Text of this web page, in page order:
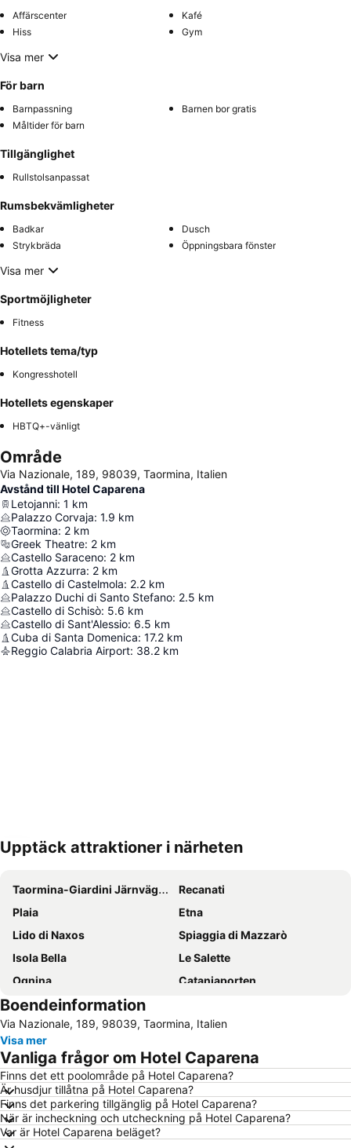
Affärscenter
Kafé
Hiss
Gym
Visa mer
För barn
Barnpassning
Barnen bor gratis
Måltider för barn
Tillgänglighet
Rullstolsanpassat
Rumsbekvämligheter
Badkar
Dusch
Strykbräda
Öppningsbara fönster
Visa mer
Sportmöjligheter
Fitness
Hotellets tema/typ
Kongresshotell
Hotellets egenskaper
HBTQ+-vänligt
Område
Via Nazionale, 189, 98039, Taormina, Italien
Avstånd till Hotel Caparena
Letojanni: 1 km
Palazzo Corvaja: 1.9 km
Taormina: 2 km
Greek Theatre: 2 km
Castello Saraceno: 2 km
Grotta Azzurra: 2 km
Castello di Castelmola: 2.2 km
Palazzo Duchi di Santo Stefano: 2.5 km
Castello di Schisò: 5.6 km
Castello di Sant'Alessio: 6.5 km
Cuba di Santa Domenica: 17.2 km
Reggio Calabria Airport: 38.2 km
Förstora kartan
Upptäck attraktioner i närheten
Taormina-Giardini Järnvägsstation
Recanati
Plaia
Etna
Lido di Naxos
Spiaggia di Mazzarò
Isola Bella
Le Salette
Ognina
Cataniaporten
Aci Trezza
Via Etnea
Fontanarossa
Grekiska Teatern
Tindari
Porto di Catania
Isola Bella
Corso Umberto
Botaniska trädgården
Lido la Romantica
Fondachello
Piazza del Duomo
Via Teatro Greco
Boendeinformation
Via Nazionale, 189, 98039, Taormina, Italien
Visa mer
Vanliga frågor om Hotel Caparena
Finns det ett poolområde på Hotel Caparena?
Är husdjur tillåtna på Hotel Caparena?
Finns det parkering tillgänglig på Hotel Caparena?
När är incheckning och utcheckning på Hotel Caparena?
Var är Hotel Caparena beläget?